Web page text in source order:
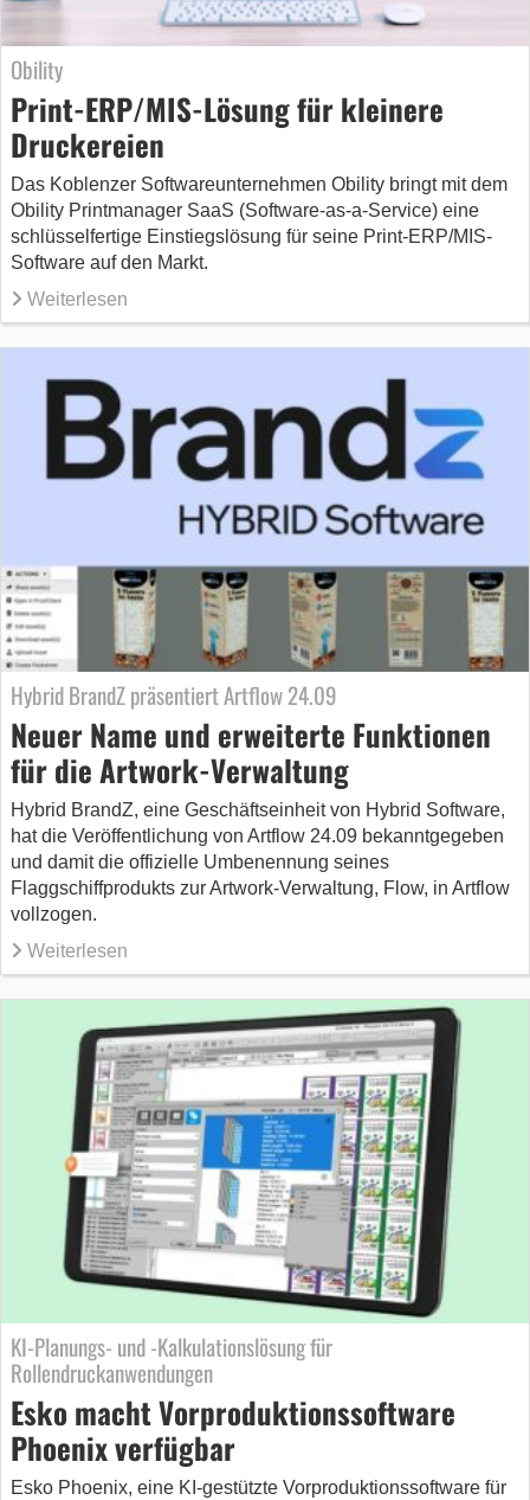
Obility
Print-ERP/MIS-Lösung für kleinere
Druckereien
Das Koblenzer Softwareunternehmen Obility bringt mit dem
Obility Printmanager SaaS (Software-as-a-Service) eine
schlüsselfertige Einstiegslösung für seine Print-ERP/MIS-
Software auf den Markt.
Weiterlesen
Hybrid BrandZ präsentiert Artflow 24.09
Neuer Name und erweiterte Funktionen
für die Artwork-Verwaltung
Hybrid BrandZ, eine Geschäftseinheit von Hybrid Software,
hat die Veröffentlichung von Artflow 24.09 bekanntgegeben
und damit die offizielle Umbenennung seines
Flaggschiffprodukts zur Artwork-Verwaltung, Flow, in Artflow
vollzogen.
Weiterlesen
KI-Planungs- und -Kalkulationslösung für
Rollendruckanwendungen
Esko macht Vorproduktionssoftware
Phoenix verfügbar
Esko Phoenix, eine KI-gestützte Vorproduktionssoftware für